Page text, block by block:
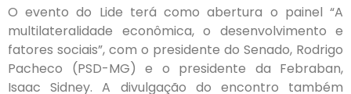
O evento do Lide terá como abertura o painel “A
multilateralidade econômica, o desenvolvimento e
fatores sociais”, com o presidente do Senado, Rodrigo
Pacheco (PSD-MG) e o presidente da Febraban,
Isaac Sidney. A divulgação do encontro também